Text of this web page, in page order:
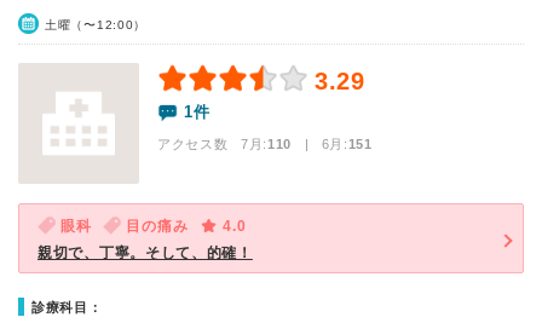
土曜（〜12:00）
3.29
1件
アクセス数 7月:110 | 6月:151
眼科 目の痛み
4.0
親切で、丁寧。そして、的確！
診療科目：